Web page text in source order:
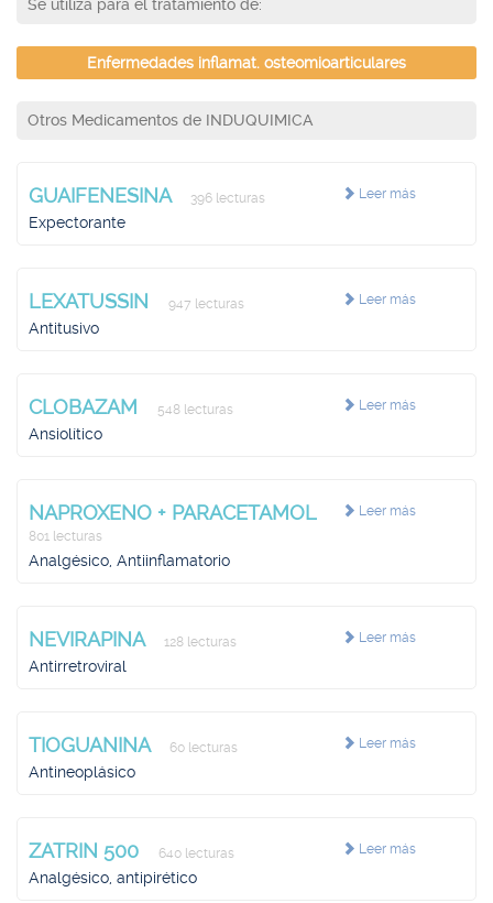
Se utiliza para el tratamiento de:
Enfermedades inflamat. osteomioarticulares
Otros Medicamentos de INDUQUIMICA
Leer más
GUAIFENESINA 396 lecturas
Expectorante
Leer más
LEXATUSSIN 947 lecturas
Antitusivo
Leer más
CLOBAZAM 548 lecturas
Ansiolítico
Leer más
NAPROXENO + PARACETAMOL
801 lecturas
Analgésico, Antiinflamatorio
Leer más
NEVIRAPINA 128 lecturas
Antirretroviral
Leer más
TIOGUANINA 60 lecturas
Antineoplásico
Leer más
ZATRIN 500 640 lecturas
Analgésico, antipirético